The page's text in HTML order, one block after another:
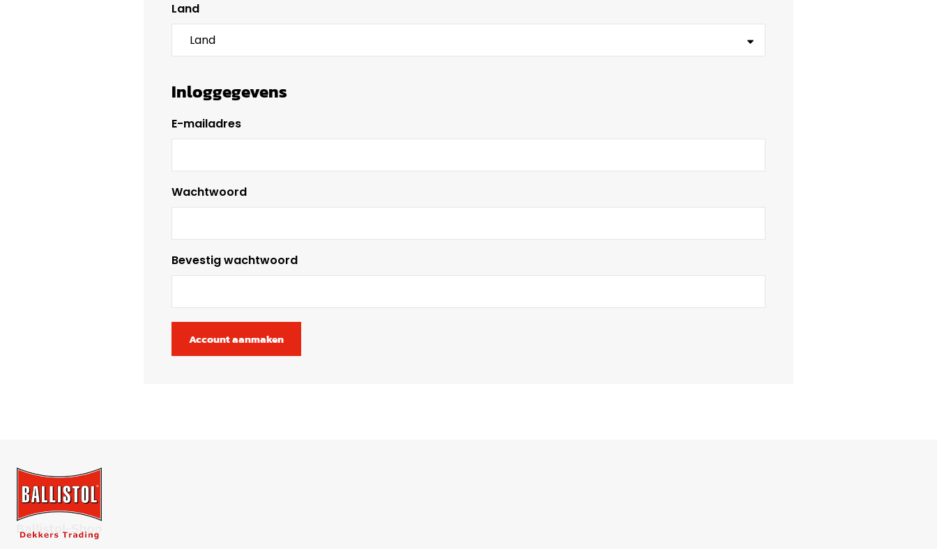
Land
Inloggegevens
E-mailadres
Wachtwoord
Bevestig wachtwoord
Account aanmaken